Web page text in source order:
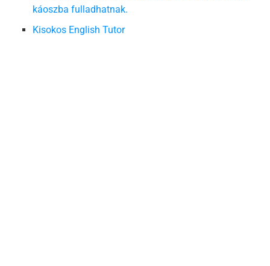
káoszba fulladhatnak.
Kisokos English Tutor